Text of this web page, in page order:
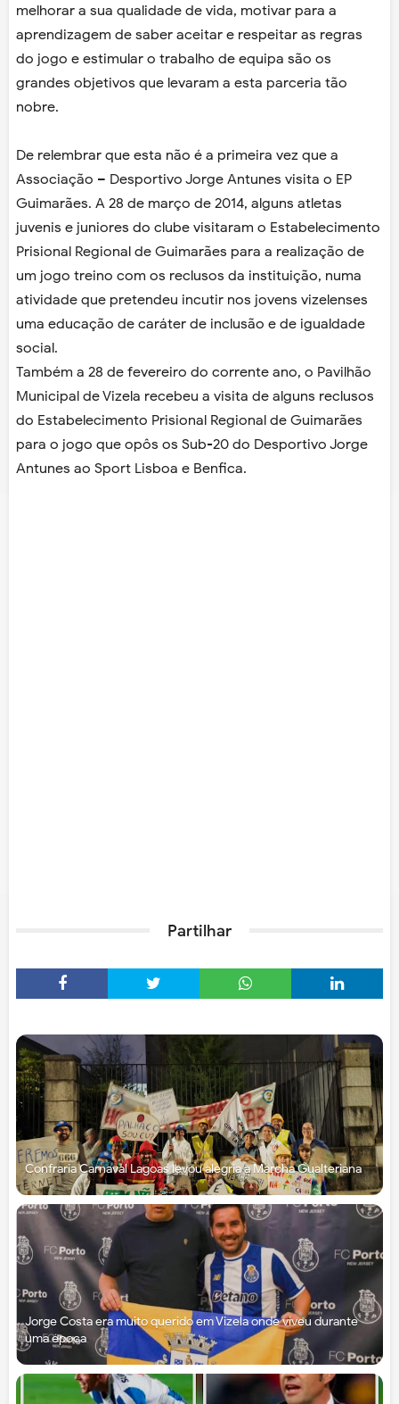
melhorar a sua qualidade de vida, motivar para a
aprendizagem de saber aceitar e respeitar as regras
do jogo e estimular o trabalho de equipa são os
grandes objetivos que levaram a esta parceria tão
nobre.
De relembrar que esta não é a primeira vez que a
Associação – Desportivo Jorge Antunes visita o EP
Guimarães. A 28 de março de 2014, alguns atletas
juvenis e juniores do clube visitaram o Estabelecimento
Prisional Regional de Guimarães para a realização de
um jogo treino com os reclusos da instituição, numa
atividade que pretendeu incutir nos jovens vizelenses
uma educação de caráter de inclusão e de igualdade
social.
Também a 28 de fevereiro do corrente ano, o Pavilhão
Municipal de Vizela recebeu a visita de alguns reclusos
do Estabelecimento Prisional Regional de Guimarães
para o jogo que opôs os Sub-20 do Desportivo Jorge
Antunes ao Sport Lisboa e Benfica.
Partilhar
Confraria Carnaval Lagoas levou alegria à Marcha Gualteriana
Jorge Costa era muito querido em Vizela onde viveu durante
uma época